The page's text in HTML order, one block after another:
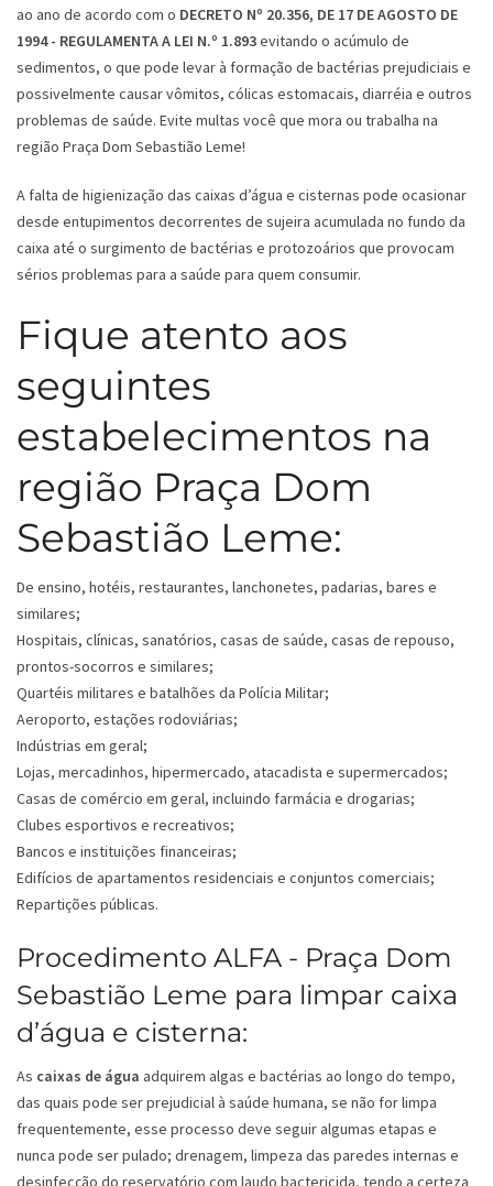
ao ano de acordo com o DECRETO Nº 20.356, DE 17 DE AGOSTO DE
1994 - REGULAMENTA A LEI N.º 1.893evitando o acúmulo de
sedimentos, o que pode levar à formação de bactérias prejudiciais e
possivelmente causar vômitos, cólicas estomacais, diarréia e outros
problemas de saúde. Evite multas você que mora ou trabalha na
região Praça Dom Sebastião Leme!
A falta de higienização das caixas d’água e cisternas pode ocasionar
desde entupimentos decorrentes de sujeira acumulada no fundo da
caixa até o surgimento de bactérias e protozoários que provocam
sérios problemas para a saúde para quem consumir.
Fique atento aos
seguintes
estabelecimentos na
região Praça Dom
Sebastião Leme:
De ensino, hotéis, restaurantes, lanchonetes, padarias, bares e
similares;
Hospitais, clínicas, sanatórios, casas de saúde, casas de repouso,
prontos-socorros e similares;
Quartéis militares e batalhões da Polícia Militar;
Aeroporto, estações rodoviárias;
Indústrias em geral;
Lojas, mercadinhos, hipermercado, atacadista e supermercados;
Casas de comércio em geral, incluindo farmácia e drogarias;
Clubes esportivos e recreativos;
Bancos e instituições financeiras;
Edifícios de apartamentos residenciais e conjuntos comerciais;
Repartições públicas.
Procedimento ALFA - Praça Dom
Sebastião Leme para limpar caixa
d’água e cisterna:
As caixas de água adquirem algas e bactérias ao longo do tempo,
das quais pode ser prejudicial à saúde humana, se não for limpa
frequentemente, esse processo deve seguir algumas etapas e
nunca pode ser pulado; drenagem, limpeza das paredes internas e
desinfecção do reservatório com laudo bactericida, tendo a certeza